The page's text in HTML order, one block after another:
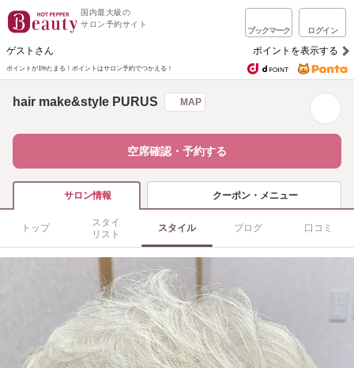
国内最大級の
サロン予約サイト
ブックマーク ログイン
ゲストさん ポイントを表示する
ポイントが1%たまる！ ポイントはサロン予約でつかえる！
hair make&style PURUS MAP
空席確認・予約する
サロン情報 クーポン・メニュー
トップ
スタイ
リスト
スタイル ブログ 口コミ